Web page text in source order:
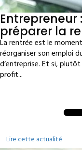
préparer la
La rentrée est le
réorganiser son emploi
d’entreprise. Et si,
profit...
Lire cette actualité